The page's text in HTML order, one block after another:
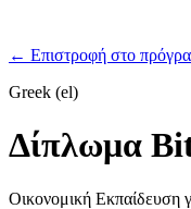
← Επιστροφή στο
Greek (el)
Δίπλωμα
Οικονομική Εκπαίδευση